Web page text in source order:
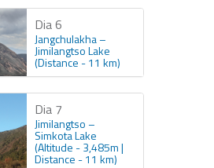
Dia 6
Jangchulakha –
Jimilangtso Lake
(Distance - 11 km)
Dia 7
Jimilangtso –
Simkota Lake
(Altitude - 3,485m |
Distance - 11 km)